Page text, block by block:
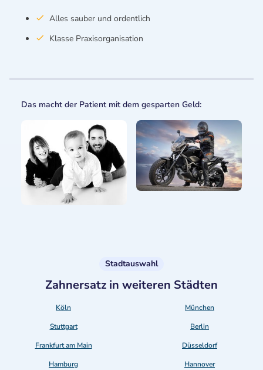
Alles sauber und ordentlich
Klasse Praxisorganisation
Das macht der Patient mit dem gesparten Geld:
Stadtauswahl
Zahnersatz in weiteren Städten
Köln
München
Stuttgart
Berlin
Frankfurt am Main
Düsseldorf
Hamburg
Hannover